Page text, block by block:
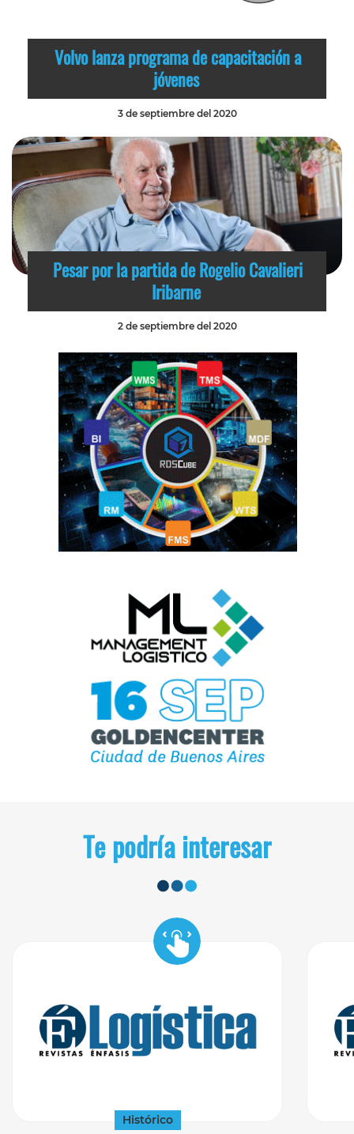
Volvo lanza programa de capacitación a
jóvenes
3 de septiembre del 2020
Pesar por la partida de Rogelio Cavalieri
Iribarne
2 de septiembre del 2020
Te podría interesar
Histórico